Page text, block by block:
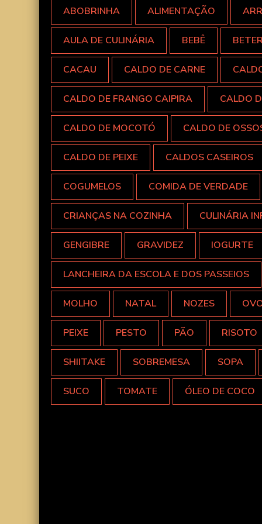
ABOBRINHA ALIMENTAÇÃO
AULA DE CULINÁRIA BEBÊ
CACAU CALDO DE CARNE
CALDO DE FRANGO CAIPIRA CALDO
CALDO DE MOCOTÓ CALDO DE
CALDO DE PEIXE CALDOS CASEIROS
COGUMELOS COMIDA DE VERDADE
CRIANÇAS NA COZINHA CULINÁRIA
GENGIBRE GRAVIDEZ IOGURTE
LANCHEIRA DA ESCOLA E DOS PASSEIOS
MOLHO NATAL NOZES
PEIXE PESTO PÃO RISOTO
SHIITAKE SOBREMESA SOPA
SUCO TOMATE ÓLEO DE COCO